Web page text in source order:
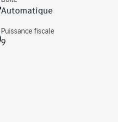
Automatique
Puissance fiscale
9